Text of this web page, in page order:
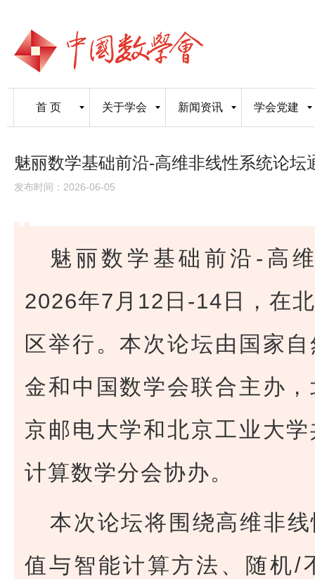
首 页 关于学会 新闻资讯 学会党建
魅丽数学基础前沿-高维非线性系统论坛
发布时间：2026-06-05
魅丽数学基础前沿-高
2026年7月12日-14日，在
区举行。本次论坛由国家
金和中国数学会联合主办
京邮电大学和北京工业大
计算数学分会协办。
本次论坛将围绕高维非
值与智能计算方法、随机/